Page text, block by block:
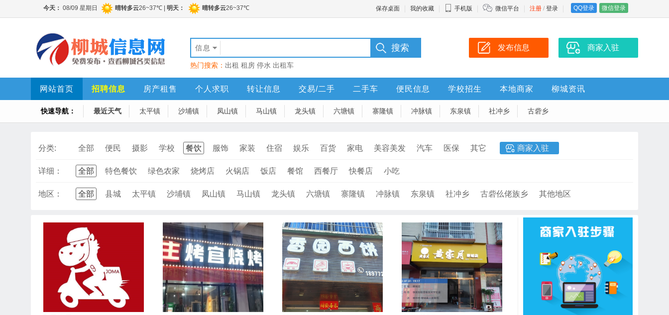
保存桌面 我的收藏 手机版 微信平台 注册 / 登录 QQ登录 微信登录
信息
热门搜索： 出租 租房 停水 出租车
发布信息 商家入驻
网站首页 招聘信息 房产租售 个人求职 转让信息 交易/二手 二手车 便民信息 学校招生 本地商家 柳城资讯
快速导航： 最近天气 太平镇 沙埔镇 凤山镇 马山镇 龙头镇 六塘镇 寨隆镇 冲脉镇 东泉镇 社冲乡 古砦乡
分类: 全部 便民 摄影 学校 餐饮 服饰 家装 住宿 娱乐 百货 家电 美容美发 汽车 医保 其它 商家入驻
详细： 全部 特色餐饮 绿色农家 烧烤店 火锅店 饭店 餐馆 西餐厅 快餐店 小吃
地区： 全部 县城 太平镇 沙埔镇 凤山镇 马山镇 龙头镇 六塘镇 寨隆镇 冲脉镇 东泉镇 社冲乡 古砦仫佬族乡 其他地区